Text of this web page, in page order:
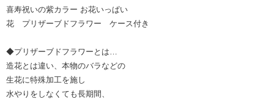
喜寿祝いの紫カラー お花いっぱい
花 プリザーブドフラワー ケース付き
◆プリザーブドフラワーとは…
造花とは違い、本物のバラなどの
生花に特殊加工を施し
水やりをしなくても長期間、